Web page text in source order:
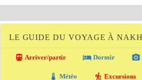
LE GUIDE DU VOYAGE À
directions_transit Arriver/partir local_hotel Dormir photo_camera
thermostat Météo hiking Excursions